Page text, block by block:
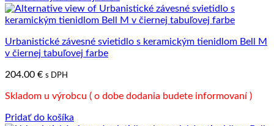
Urbanistické závesné svietidlo s keramickým tienidlom Bell M
v čiernej tabuľovej farbe
204.00 € s DPH
Skladom u výrobcu ( o dobe dodania budete informovaní )
Pridať do košíka